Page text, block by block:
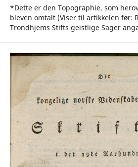
*Dette er den Topographie, som
bleven omtalt (Viser til artikkelen før:
Trondhjems Stifts geistlige Sager